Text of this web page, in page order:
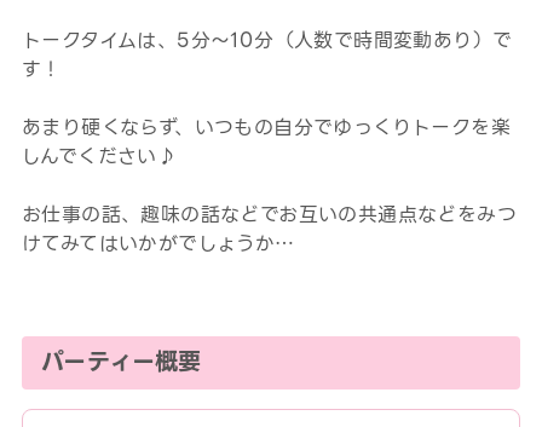
トークタイムは、5分～10分（人数で時間変動あり）で
す！
あまり硬くならず、いつもの自分でゆっくりトークを楽
しんでください♪
お仕事の話、趣味の話などでお互いの共通点などをみつ
けてみてはいかがでしょうか…
パーティー概要